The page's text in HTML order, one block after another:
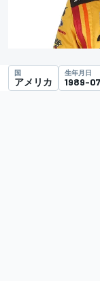
国
アメリカ
生年月日
1989-